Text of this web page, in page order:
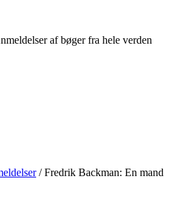
af bøger fra hele verden
/Fredrik Backman: En mand